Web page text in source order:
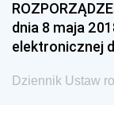
dnia 8 maja
elektronicznej
Dziennik Ustaw